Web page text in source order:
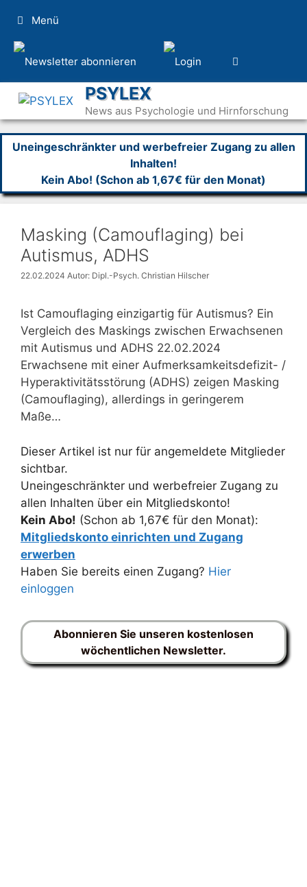
Inhalt
springen
Menü
PSYLEX
News aus Psychologie und Hirnforschung
Uneingeschränkter und werbefreier Zugang zu allen
Inhalten!
Kein Abo! (Schon ab 1,67€ für den Monat)
Masking (Camouflaging) bei
Autismus, ADHS
22.02.2024 Autor: Dipl.-Psych. Christian Hilscher
Ist Camouflaging einzigartig für Autismus? Ein
Vergleich des Maskings zwischen Erwachsenen
mit Autismus und ADHS 22.02.2024
Erwachsene mit einer Aufmerksamkeitsdefizit- /
Hyperaktivitätsstörung (ADHS) zeigen Masking
(Camouflaging), allerdings in geringerem
Maße…
Dieser Artikel ist nur für angemeldete Mitglieder
sichtbar.
Uneingeschränkter und werbefreier Zugang zu
allen Inhalten über ein Mitgliedskonto!
Kein Abo! (Schon ab 1,67€ für den Monat):
Mitgliedskonto einrichten und Zugang
erwerben
Haben Sie bereits einen Zugang? Hier
einloggen
Abonnieren Sie unseren kostenlosen
wöchentlichen Newsletter.